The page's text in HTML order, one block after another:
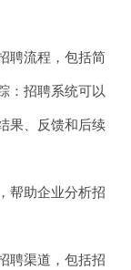
聘流程，包括简
：招聘系统可以
果、反馈和后续
帮助企业分析招
聘渠道，包括招